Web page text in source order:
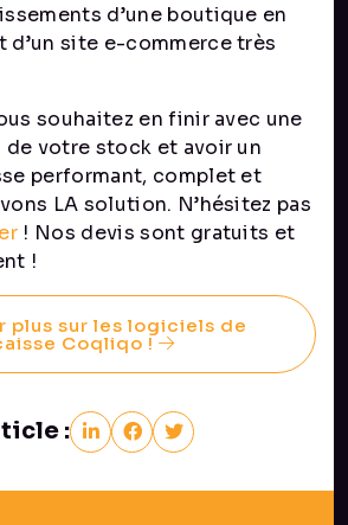
d’une boutique en
d’un site e-commerce très
souhaitez en finir avec une
votre stock et avoir un
performant, complet et
LA solution. N’hésitez pas
! Nos devis sont gratuits et
!
plus sur les logiciels de
Coqliqo !
: